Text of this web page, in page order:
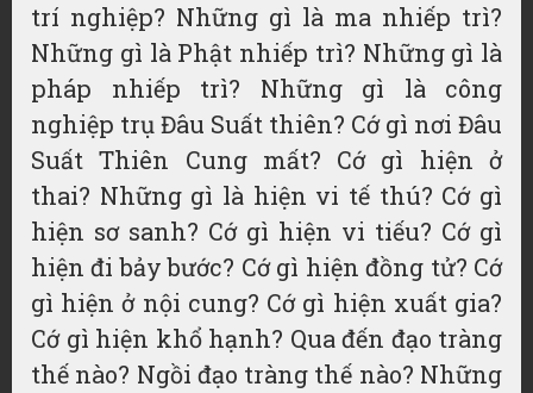
trí nghiệp? Những gì là ma nhiếp trì?
Những gì là Phật nhiếp trì? Những gì là
pháp nhiếp trì? Những gì là công
nghiệp trụ Đâu Suất thiên? Cớ gì nơi Đâu
Suất Thiên Cung mất? Cớ gì hiện ở
thai? Những gì là hiện vi tế thú? Cớ gì
hiện sơ sanh? Cớ gì hiện vi tiếu? Cớ gì
hiện đi bảy bước? Cớ gì hiện đồng tử? Cớ
gì hiện ở nội cung? Cớ gì hiện xuất gia?
Cớ gì hiện khổ hạnh? Qua đến đạo tràng
thế nào? Ngồi đạo tràng thế nào? Những